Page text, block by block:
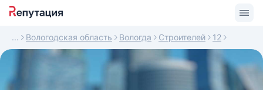
Вологодская область Вологда Строителей 12